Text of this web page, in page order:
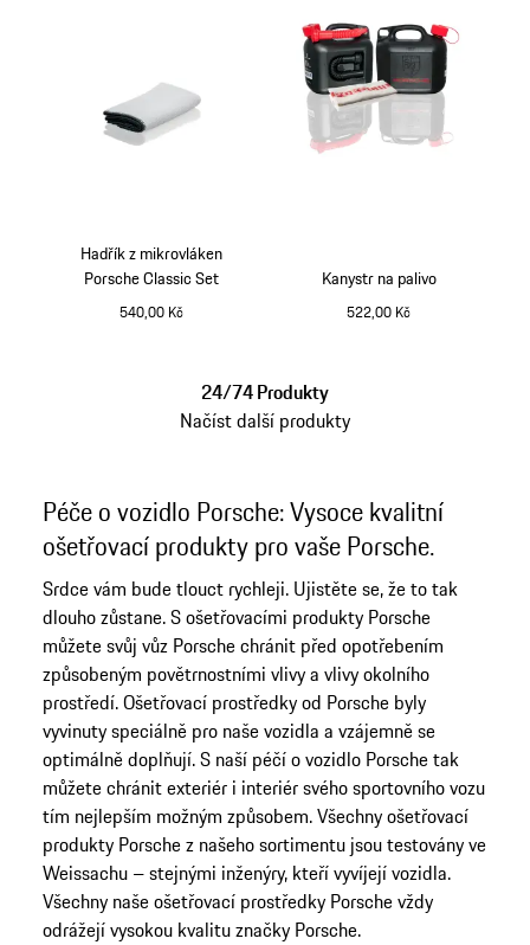
Hadřík z mikrovláken
Porsche Classic Set
540,00 Kč
Kanystr na palivo
522,00 Kč
24/74 Produkty
Načíst další produkty
Péče o vozidlo Porsche: Vysoce kvalitní
ošetřovací produkty pro vaše Porsche.
Srdce vám bude tlouct rychleji. Ujistěte se, že to tak
dlouho zůstane. S ošetřovacími produkty Porsche
můžete svůj vůz Porsche chránit před opotřebením
způsobeným povětrnostními vlivy a vlivy okolního
prostředí. Ošetřovací prostředky od Porsche byly
vyvinuty speciálně pro naše vozidla a vzájemně se
optimálně doplňují. S naší péčí o vozidlo Porsche tak
můžete chránit exteriér i interiér svého sportovního vozu
tím nejlepším možným způsobem. Všechny ošetřovací
produkty Porsche z našeho sortimentu jsou testovány ve
Weissachu – stejnými inženýry, kteří vyvíjejí vozidla.
Všechny naše ošetřovací prostředky Porsche vždy
odrážejí vysokou kvalitu značky Porsche.